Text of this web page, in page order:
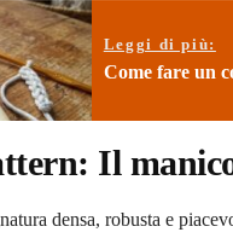
Leggi di più:
Come fare un
Il
densa, robusta e